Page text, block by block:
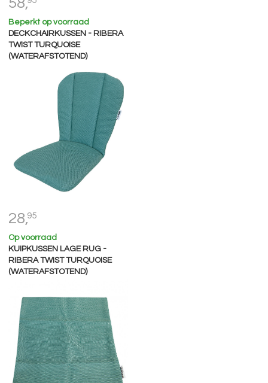
Beperkt op voorraad
DECKCHAIRKUSSEN - RIBERA
TWIST TURQUOISE
(WATERAFSTOTEND)
28,95
Op voorraad
KUIPKUSSEN LAGE RUG -
RIBERA TWIST TURQUOISE
(WATERAFSTOTEND)